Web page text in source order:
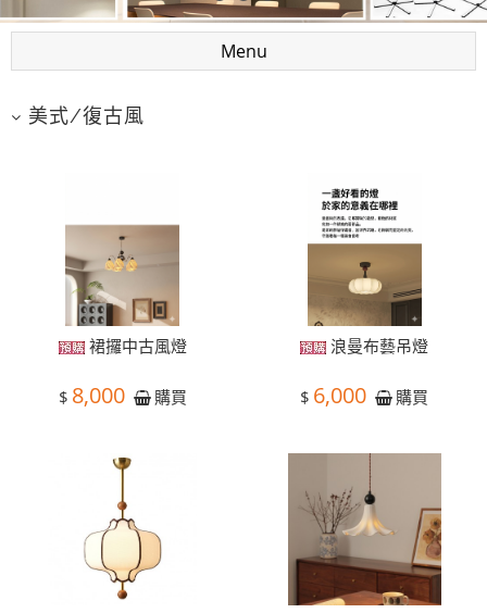
Menu
美式/復古風
裙攞中古風燈
$ 8,000 購買
浪曼布藝吊燈
$ 6,000 購買